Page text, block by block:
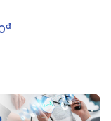
đ